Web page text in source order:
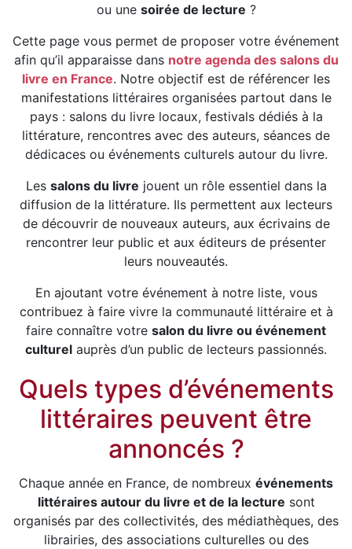
ou une soirée de lecture ?
Cette page vous permet de proposer votre événement
afin qu’il apparaisse dans notre agenda des salons du
livre en France. Notre objectif est de référencer les
manifestations littéraires organisées partout dans le
pays : salons du livre locaux, festivals dédiés à la
littérature, rencontres avec des auteurs, séances de
dédicaces ou événements culturels autour du livre.
Les salons du livre jouent un rôle essentiel dans la
diffusion de la littérature. Ils permettent aux lecteurs
de découvrir de nouveaux auteurs, aux écrivains de
rencontrer leur public et aux éditeurs de présenter
leurs nouveautés.
En ajoutant votre événement à notre liste, vous
contribuez à faire vivre la communauté littéraire et à
faire connaître votre salon du livre ou événement
culturel auprès d’un public de lecteurs passionnés.
Quels types d’événements
littéraires peuvent être
annoncés ?
Chaque année en France, de nombreux événements
littéraires autour du livre et de la lecture sont
organisés par des collectivités, des médiathèques, des
librairies, des associations culturelles ou des